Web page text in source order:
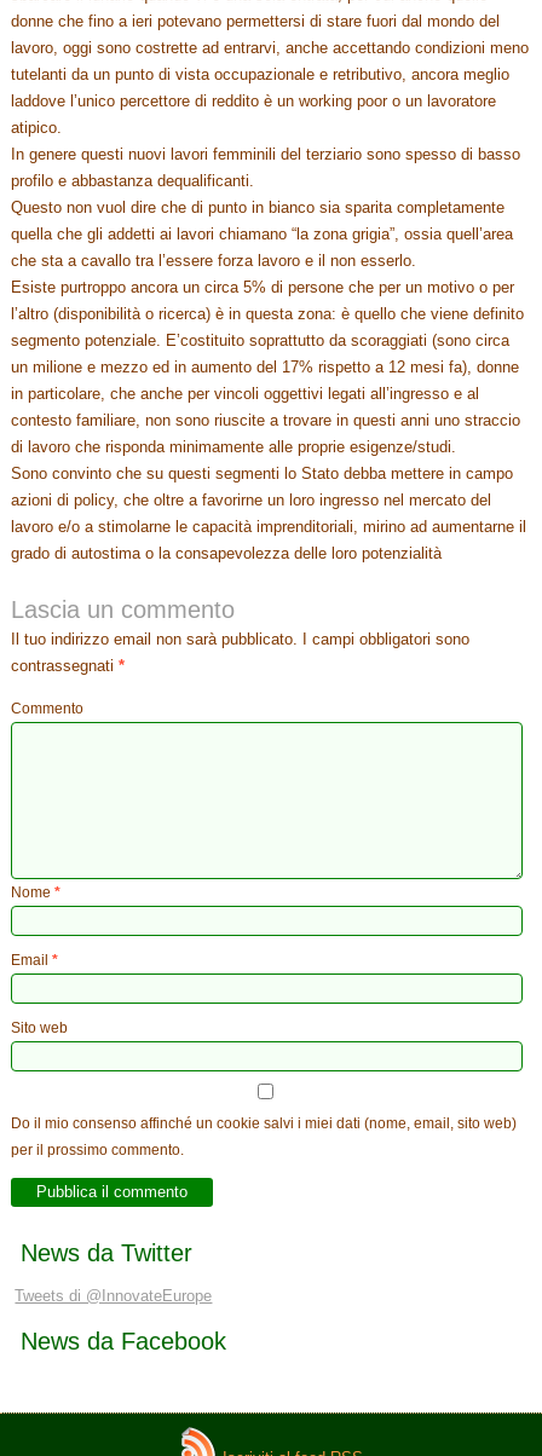
donne che fino a ieri potevano permettersi di stare fuori dal mondo del
lavoro, oggi sono costrette ad entrarvi, anche accettando condizioni meno
tutelanti da un punto di vista occupazionale e retributivo, ancora meglio
laddove l’unico percettore di reddito è un working poor o un lavoratore
atipico.
In genere questi nuovi lavori femminili del terziario sono spesso di basso
profilo e abbastanza dequalificanti.
Questo non vuol dire che di punto in bianco sia sparita completamente
quella che gli addetti ai lavori chiamano “la zona grigia”, ossia quell’area
che sta a cavallo tra l’essere forza lavoro e il non esserlo.
Esiste purtroppo ancora un circa 5% di persone che per un motivo o per
l’altro (disponibilità o ricerca) è in questa zona: è quello che viene definito
segmento potenziale. E’costituito soprattutto da scoraggiati (sono circa
un milione e mezzo ed in aumento del 17% rispetto a 12 mesi fa), donne
in particolare, che anche per vincoli oggettivi legati all’ingresso e al
contesto familiare, non sono riuscite a trovare in questi anni uno straccio
di lavoro che risponda minimamente alle proprie esigenze/studi.
Sono convinto che su questi segmenti lo Stato debba mettere in campo
azioni di policy, che oltre a favorirne un loro ingresso nel mercato del
lavoro e/o a stimolarne le capacità imprenditoriali, mirino ad aumentarne il
grado di autostima o la consapevolezza delle loro potenzialità
Lascia un commento
Il tuo indirizzo email non sarà pubblicato. I campi obbligatori sono
contrassegnati*
Commento
Nome*
Email*
Sito web
Do il mio consenso affinché un cookie salvi i miei dati (nome, email, sito web)
per il prossimo commento.
News da Twitter
Tweets di @InnovateEurope
News da Facebook